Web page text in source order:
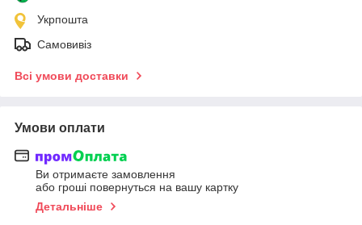
Укрпошта
Самовивіз
Всі умови доставки
Умови оплати
Ви отримаєте замовлення
або гроші повернуться на вашу картку
Детальніше